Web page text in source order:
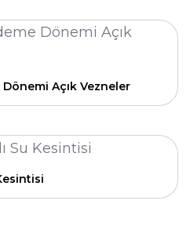
Dönemi Açık Vezneler